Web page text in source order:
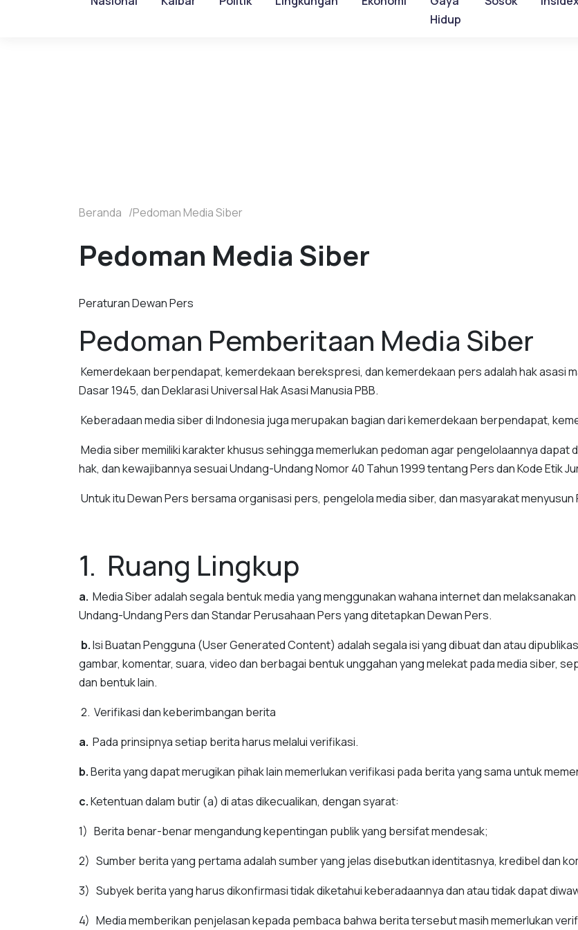
Hidup
Beranda Pedoman Media Siber
Pedoman Media Siber
Peraturan Dewan Pers
Pedoman Pemberitaan Media Siber
Kemerdekaan berpendapat, kemerdekaan berekspresi, dan kemerdekaan pers adalah hak asasi
Dasar 1945, dan Deklarasi Universal Hak Asasi Manusia PBB.
Keberadaan media siber di Indonesia juga merupakan bagian dari kemerdekaan berpendapat,
Media siber memiliki karakter khusus sehingga memerlukan pedoman agar pengelolaannya dapat
hak, dan kewajibannya sesuai Undang-Undang Nomor 40 Tahun 1999 tentang Pers dan Kode Etik
Untuk itu Dewan Pers bersama organisasi pers, pengelola media siber, dan masyarakat
1. Ruang Lingkup
a. Media Siber adalah segala bentuk media yang menggunakan wahana internet dan
Undang-Undang Pers dan Standar Perusahaan Pers yang ditetapkan Dewan Pers.
b.Isi Buatan Pengguna (User Generated Content) adalah segala isi yang dibuat dan atau
gambar, komentar, suara, video dan berbagai bentuk unggahan yang melekat pada media siber,
dan bentuk lain.
2. Verifikasi dan keberimbangan berita
a. Pada prinsipnya setiap berita harus melalui verifikasi.
b.Berita yang dapat merugikan pihak lain memerlukan verifikasi pada berita yang sama untuk
c.Ketentuan dalam butir (a) di atas dikecualikan, dengan syarat:
1) Berita benar-benar mengandung kepentingan publik yang bersifat mendesak;
2) Sumber berita yang pertama adalah sumber yang jelas disebutkan identitasnya, kredibel dan
3) Subyek berita yang harus dikonfirmasi tidak diketahui keberadaannya dan atau tidak dapat
4) Media memberikan penjelasan kepada pembaca bahwa berita tersebut masih memerlukan